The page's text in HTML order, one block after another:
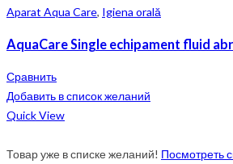
Aparat Aqua Care, Igiena orală
AquaCare Single echipament fluid
Сравнить
Добавить в список желаний
Quick View
Товар уже в списке желаний! Посмотреть